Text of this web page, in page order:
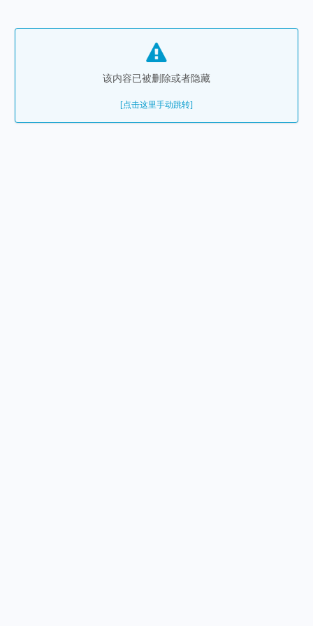
该内容已被删除或者隐藏
[点击这里手动跳转]